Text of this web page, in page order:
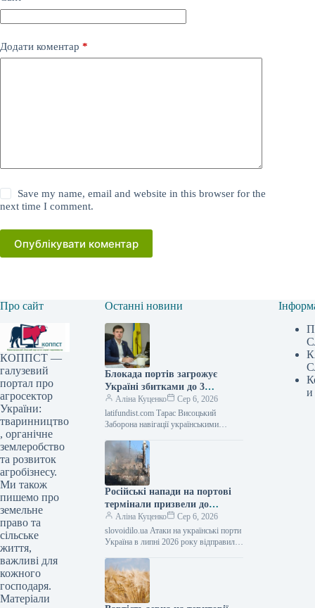
Додати коментар *
Save my name, email and website in this browser for the
next time I comment.
Опублікувати коментар
Про сайт
КОППСТ —
галузевий
портал про
агросектор
України:
тваринництво
, органічне
землеробство
та розвиток
агробізнесу.
Ми також
пишемо про
земельне
право та
сільське
життя,
важливі для
кожного
господаря.
Матеріали
Останні новини
Блокада портів загрожує
Україні збитками до 3
мільярдів доларів: понад 30
мільйонів тонн агропродукції
під ризиком експорту —
Аліна Куценко
Сер 6, 2026
latifundist.com Тарас Висоцький
Заборона навігації українськими
ескалацією російських нападів, ставить
під загрозу відвантаження
Російські напади на портові
термінали призвели до
значного скорочення експорту
української
сільськогосподарської
тенденція, ймовірно,
посилиться — АГРОПОЛІТ
Аліна Куценко
Сер 6, 2026
slovoidilo.ua Атаки на українські порти
Україна в липні 2026 року відправила
продукції, що на…
и